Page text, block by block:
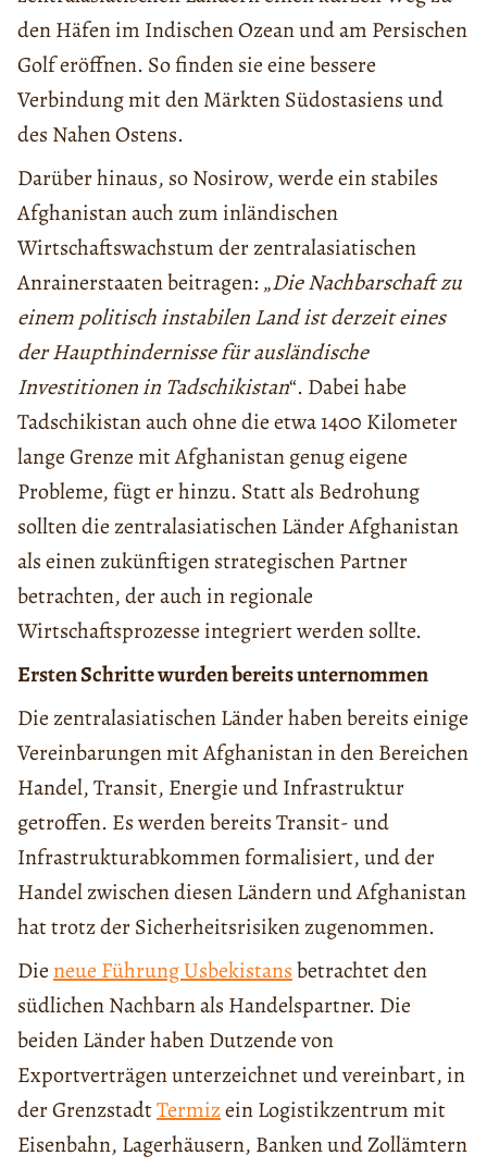
den Häfen im Indischen Ozean und am Persischen
Golf eröffnen. So finden sie eine bessere
Verbindung mit den Märkten Südostasiens und
des Nahen Ostens.
Darüber hinaus, so Nosirow, werde ein stabiles
Afghanistan auch zum inländischen
Wirtschaftswachstum der zentralasiatischen
Anrainerstaaten beitragen: „Die Nachbarschaft zu
einem politisch instabilen Land ist derzeit eines
der Haupthindernisse für ausländische
Investitionen in Tadschikistan“. Dabei habe
Tadschikistan auch ohne die etwa 1400 Kilometer
lange Grenze mit Afghanistan genug eigene
Probleme, fügt er hinzu. Statt als Bedrohung
sollten die zentralasiatischen Länder Afghanistan
als einen zukünftigen strategischen Partner
betrachten, der auch in regionale
Wirtschaftsprozesse integriert werden sollte.
Ersten Schritte wurden bereits unternommen
Die zentralasiatischen Länder haben bereits einige
Vereinbarungen mit Afghanistan in den Bereichen
Handel, Transit, Energie und Infrastruktur
getroffen. Es werden bereits Transit- und
Infrastrukturabkommen formalisiert, und der
Handel zwischen diesen Ländern und Afghanistan
hat trotz der Sicherheitsrisiken zugenommen.
Dieneue Führung Usbekistansbetrachtet den
südlichen Nachbarn als Handelspartner. Die
beiden Länder haben Dutzende von
Exportverträgen unterzeichnet und vereinbart, in
der GrenzstadtTermizein Logistikzentrum mit
Eisenbahn, Lagerhäusern, Banken und Zollämtern